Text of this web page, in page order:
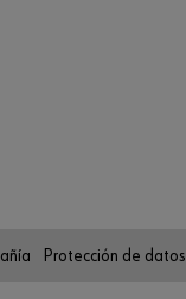
Protección de datos